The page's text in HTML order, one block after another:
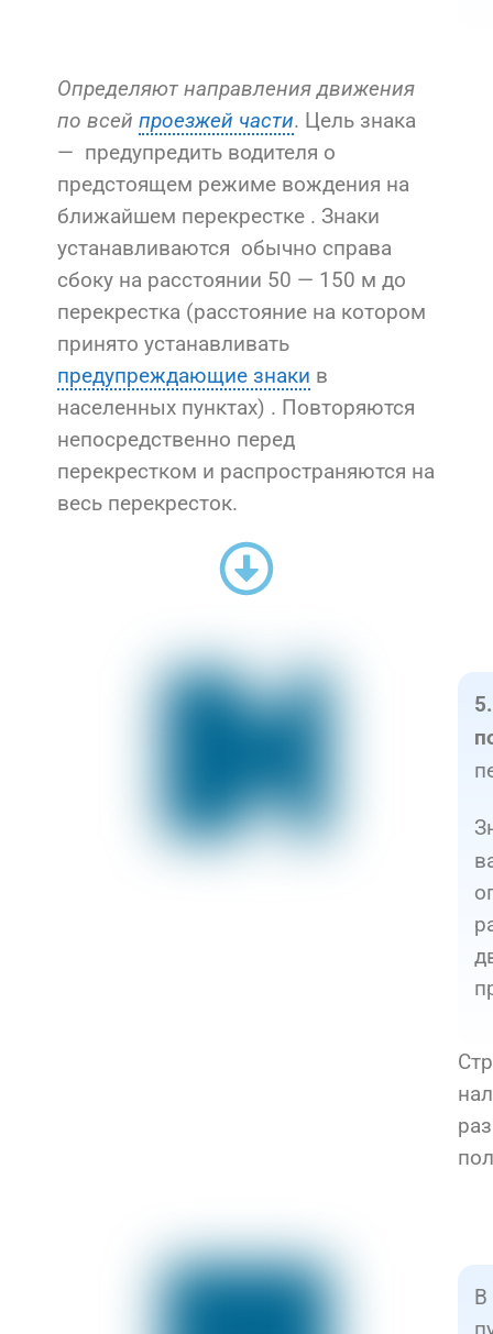
Определяют направления движения
по всейпроезжей части. Цель знака
— предупредить водителя о
предстоящем режиме вождения на
ближайшем перекрестке . Знаки
устанавливаются обычно справа
сбоку на расстоянии 50 — 150 м до
перекрестка (расстояние на котором
принято устанавливать
предупреждающие знаки в
населенных пунктах) . Повторяются
непосредственно перед
перекрестком и распространяются на
весь перекресток.
В